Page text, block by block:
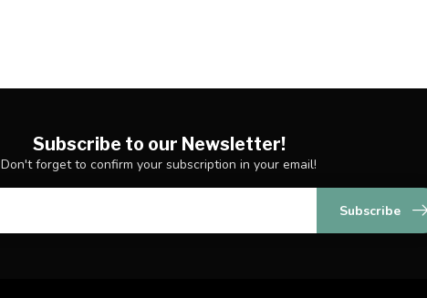
Subscribe to our Newsletter!
Don't forget to confirm your subscription in your email!
Subscribe